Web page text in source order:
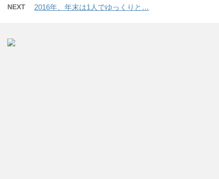
NEXT 2016年、年末は1人でゆっくりと…